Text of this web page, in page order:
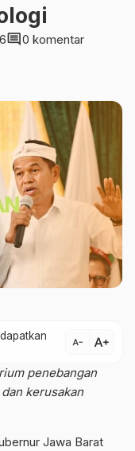
comment0 komentar
text_decrease text_increase
penebangan
kerusakan
Jawa Barat